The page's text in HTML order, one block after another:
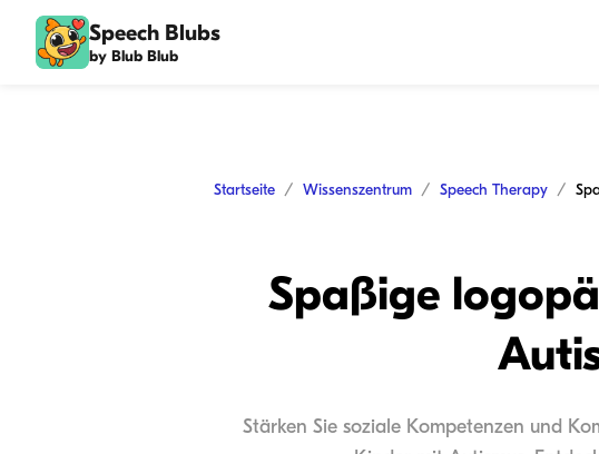
Speech Blubs
by Blub Blub
Startseite Wissenszentrum Speech Therapy
Spaßige
Stärken Sie soziale Kompetenzen und